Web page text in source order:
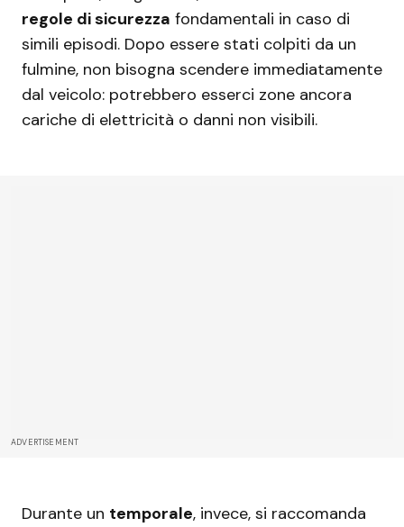
regole di sicurezza fondamentali in caso di
simili episodi. Dopo essere stati colpiti da un
fulmine, non bisogna scendere immediatamente
dal veicolo: potrebbero esserci zone ancora
cariche di elettricità o danni non visibili.
ADVERTISEMENT
Durante un temporale, invece, si raccomanda